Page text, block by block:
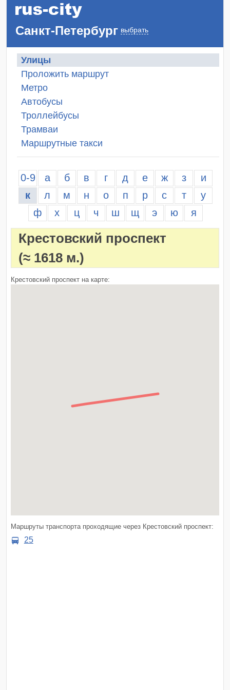
Санкт-Петербург выбрать
Улицы
Проложить маршрут
Метро
Автобусы
Троллейбусы
Трамваи
Маршрутные такси
0-9 а б в г д е ж з
и
к
л м н о п р с т
у
ф
х ц ч ш щ э ю я
Крестовский проспект
(≈ 1618 м.)
Крестовский проспект на карте:
Маршруты транспорта проходящие через Крестовский проспект:
25